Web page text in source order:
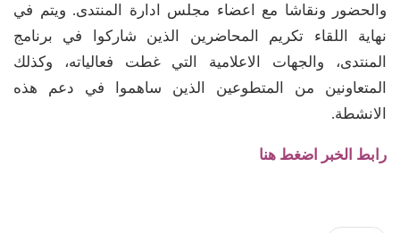
والحضور ونقاشا مع اعضاء مجلس ادارة المنتدى. ويتم في
نهاية اللقاء تكريم المحاضرين الذين شاركوا في برنامج
المنتدى، والجهات الاعلامية التي غطت فعالياته، وكذلك
المتعاونين من المتطوعين الذين ساهموا في دعم هذه
الانشطة.
رابط الخبر اضغط هنا